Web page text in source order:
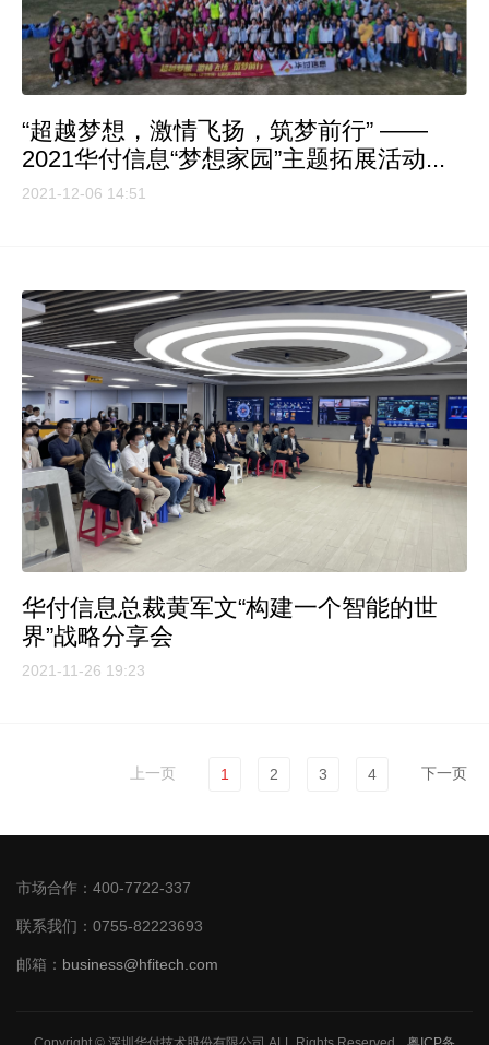
“超越梦想，激情飞扬，筑梦前行” ——
2021华付信息“梦想家园”主题拓展活动...
2021-12-06 14:51
华付信息总裁黄军文“构建一个智能的世
界”战略分享会
2021-11-26 19:23
上一页 1 2 3 4 下一页
市场合作：400-7722-337
联系我们：0755-82223693
邮箱： business@hfitech.com